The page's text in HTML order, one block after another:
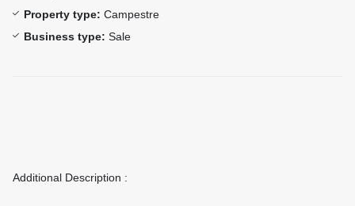
Property type: Campestre
Business type: Sale
Additional Description :